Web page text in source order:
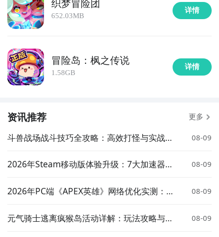
美食与冒险团什么时候公测？公测
方法一： 关注九游美食与冒险团大事件
步骤1：百度搜索“九游美食与冒险团”专区；
步骤2：
关注大事件列表，每次美食与冒险团测试的时间
都会最新发布，这是九游独家的哦；
织梦冒险团
652.03MB
详情
冒险岛：枫之传说
1.58GB
详情
资讯推荐 更多
斗兽战场战斗技巧全攻略：高效打怪与实战策
08-09
2026年Steam移动版体验升级：7大加速器对
08-09
2026年PC端《APEX英雄》网络优化实测：7
08-09
元气骑士逃离疯猴岛活动详解：玩法攻略与奖
08-09